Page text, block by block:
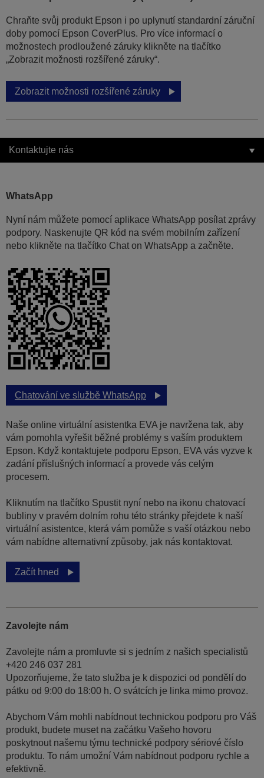
Chraňte svůj produkt Epson i po uplynutí standardní záruční
doby pomocí Epson CoverPlus. Pro více informací o
možnostech prodloužené záruky klikněte na tlačítko
„Zobrazit možnosti rozšířené záruky“.
Zobrazit možnosti rozšířené záruky
Kontaktujte nás
WhatsApp
Nyní nám můžete pomocí aplikace WhatsApp posílat zprávy
podpory. Naskenujte QR kód na svém mobilním zařízení
nebo klikněte na tlačítko Chat on WhatsApp a začněte.
Chatování ve službě WhatsApp
Naše online virtuální asistentka EVA je navržena tak, aby
vám pomohla vyřešit běžné problémy s vaším produktem
Epson. Když kontaktujete podporu Epson, EVA vás vyzve k
zadání příslušných informací a provede vás celým
procesem.
Kliknutím na tlačítko Spustit nyní nebo na ikonu chatovací
bubliny v pravém dolním rohu této stránky přejdete k naší
virtuální asistentce, která vám pomůže s vaší otázkou nebo
vám nabídne alternativní způsoby, jak nás kontaktovat.
Začít hned
Zavolejte nám
Zavolejte nám a promluvte si s jedním z našich specialistů
+420 246 037 281
Upozorňujeme, že tato služba je k dispozici od pondělí do
pátku od 9:00 do 18:00 h. O svátcích je linka mimo provoz.
Abychom Vám mohli nabídnout technickou podporu pro Váš
produkt, budete muset na začátku Vašeho hovoru
poskytnout našemu týmu technické podpory sériové číslo
produktu. To nám umožní Vám nabídnout podporu rychle a
efektivně.